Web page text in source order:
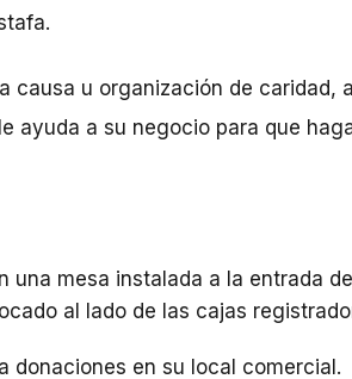
causa u organización de caridad,
ayuda a su negocio para que
una mesa instalada a la entrada
al lado de las cajas
donaciones en su local comercial.